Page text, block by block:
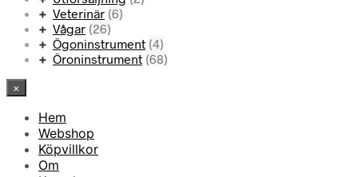
Veterinär (6)
Vågar (26)
Ögoninstrument (4)
Öroninstrument (68)
×
Hem
Webshop
Köpvillkor
Om